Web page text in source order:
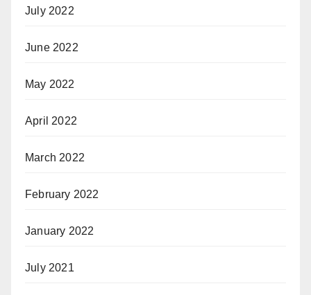
July 2022
June 2022
May 2022
April 2022
March 2022
February 2022
January 2022
July 2021